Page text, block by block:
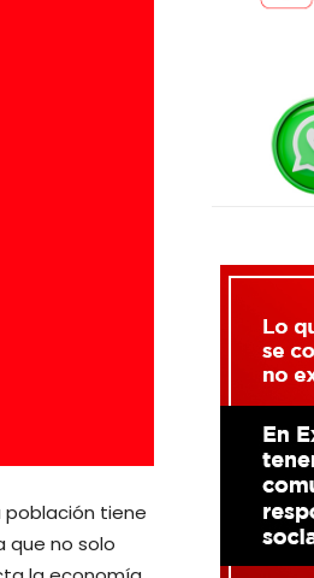
población tiene
que no solo